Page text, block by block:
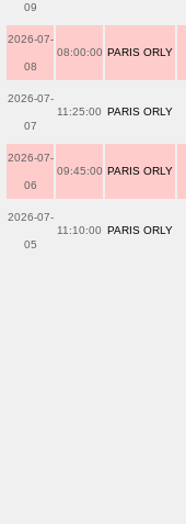
09
2026-07-
08
08:00:00 PARIS ORLY
2026-07-
07
11:25:00 PARIS ORLY
2026-07-
06
09:45:00 PARIS ORLY
2026-07-
05
11:10:00 PARIS ORLY